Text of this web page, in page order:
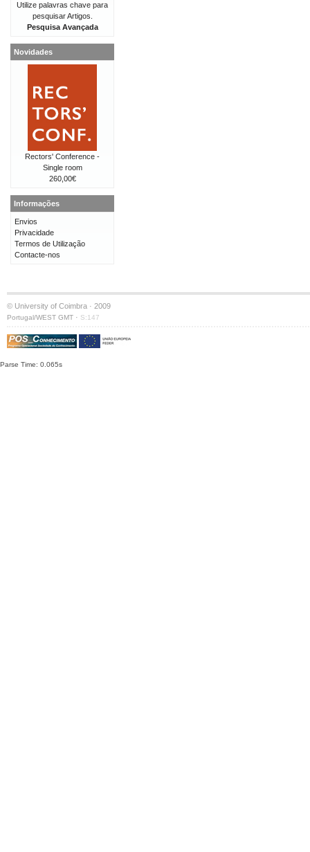
Utilize palavras chave para
pesquisar Artigos.
Pesquisa Avançada
Novidades
Rectors' Conference -
Single room
260,00€
Informações
Envios
Privacidade
Termos de Utilização
Contacte-nos
© University of Coimbra · 2009
Portugal/WEST GMT · S:147
Parse Time: 0.065s